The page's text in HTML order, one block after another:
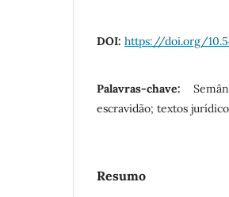
DOI: https://doi.org/
Palavras-chave:
escravidão; textos
Resumo